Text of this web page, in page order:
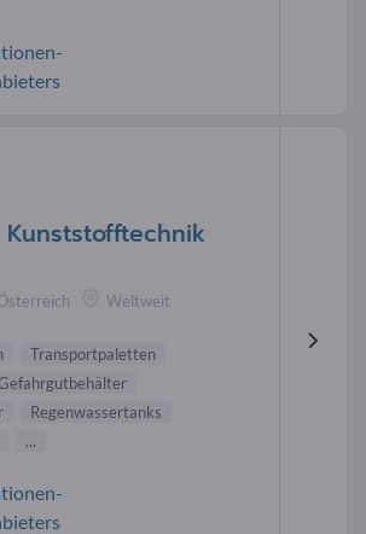
Weltweit
Transportpaletten
Regenwassertanks
...